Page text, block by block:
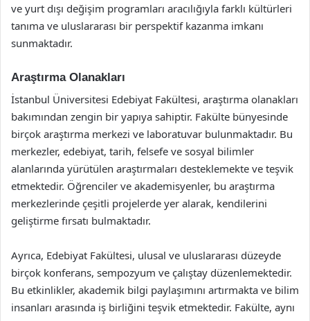
ve yurt dışı değişim programları aracılığıyla farklı kültürleri
tanıma ve uluslararası bir perspektif kazanma imkanı
sunmaktadır.
Araştırma Olanakları
İstanbul Üniversitesi Edebiyat Fakültesi, araştırma olanakları
bakımından zengin bir yapıya sahiptir. Fakülte bünyesinde
birçok araştırma merkezi ve laboratuvar bulunmaktadır. Bu
merkezler, edebiyat, tarih, felsefe ve sosyal bilimler
alanlarında yürütülen araştırmaları desteklemekte ve teşvik
etmektedir. Öğrenciler ve akademisyenler, bu araştırma
merkezlerinde çeşitli projelerde yer alarak, kendilerini
geliştirme fırsatı bulmaktadır.
Ayrıca, Edebiyat Fakültesi, ulusal ve uluslararası düzeyde
birçok konferans, sempozyum ve çalıştay düzenlemektedir.
Bu etkinlikler, akademik bilgi paylaşımını artırmakta ve bilim
insanları arasında iş birliğini teşvik etmektedir. Fakülte, aynı